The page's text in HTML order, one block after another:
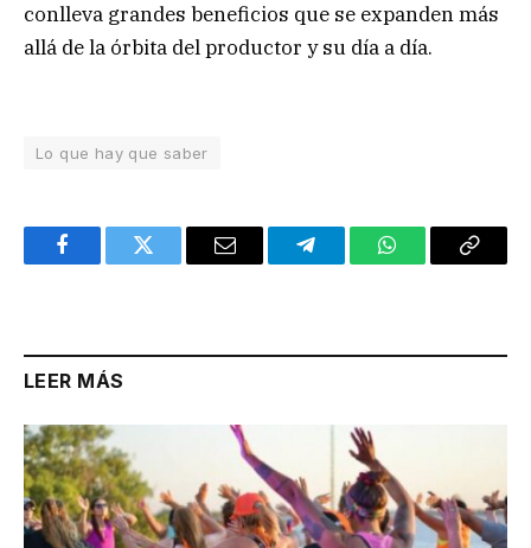
conlleva grandes beneficios que se expanden más
allá de la órbita del productor y su día a día.
Lo que hay que saber
FacebookTwitter Email TelegramWhatsAppCopy
LEER MÁS